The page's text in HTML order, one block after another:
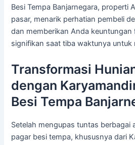
Besi Tempa Banjarnegara, properti
pasar, menarik perhatian pembeli
dan memberikan Anda keuntungan
signifikan saat tiba waktunya untuk
Transformasi
dengan
Besi Tempa
Setelah mengupas tuntas berbagai
pagar besi tempa, khususnya dari